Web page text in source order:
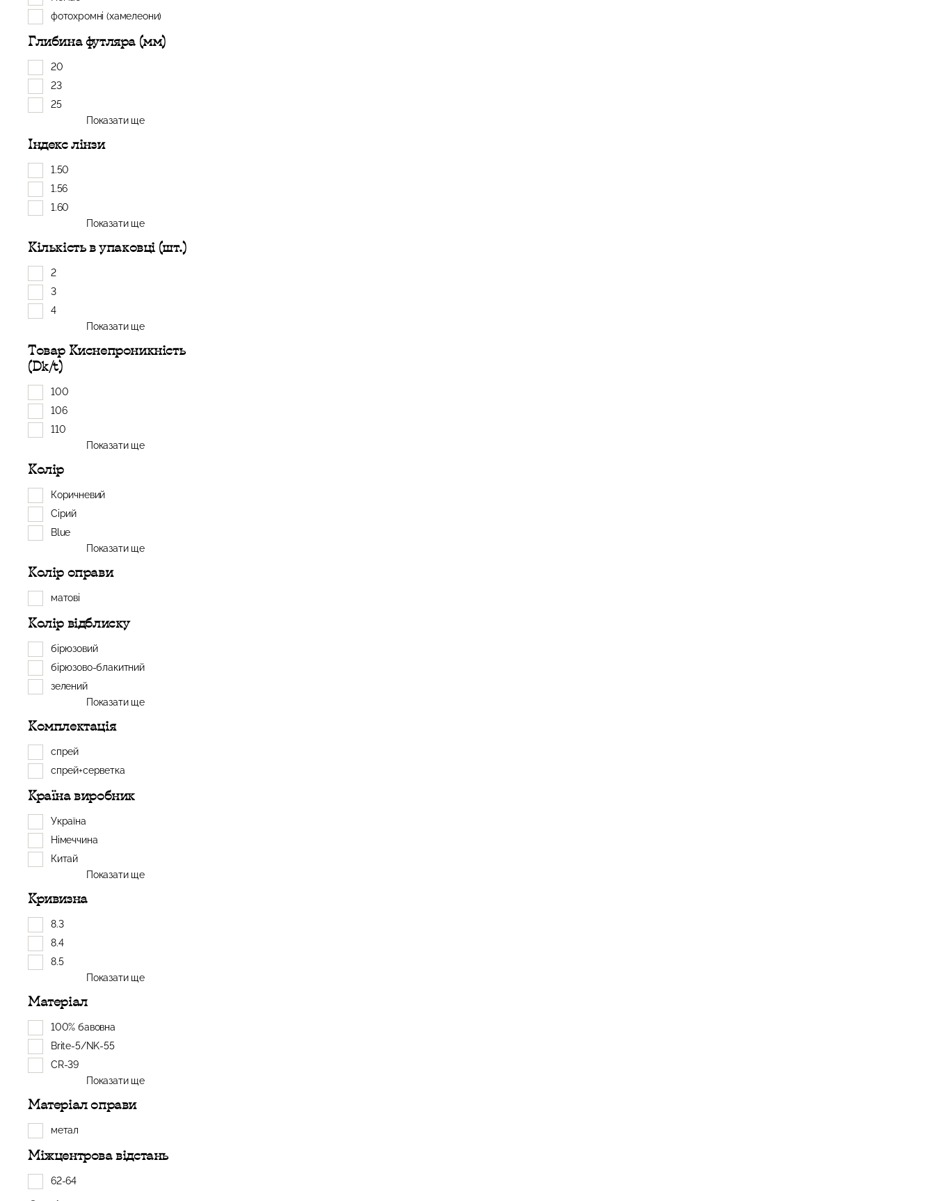
фотохромні (хамелеони)
Глибина футляра (мм)
20
23
25
Показати ще
Індекс лінзи
1.50
1.56
1.60
Показати ще
Кількість в упаковці (шт.)
2
3
4
Показати ще
Товар Киснепроникність
(Dk/t)
100
106
110
Показати ще
Колір
Коричневий
Сірий
Blue
Показати ще
Колір оправи
матові
Колір відблиску
бірюзовий
бірюзово-блакитний
зелений
Показати ще
Комплектація
спрей
спрей+серветка
Країна виробник
Україна
Німеччина
Китай
Показати ще
Кривизна
8.3
8.4
8.5
Показати ще
Матеріал
100% бавовна
Brite-5/NK-55
CR-39
Показати ще
Матеріал оправи
метал
Міжцентрова відстань
62-64